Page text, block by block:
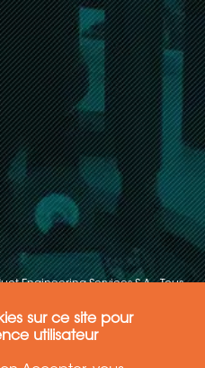
sur ce site pour
utilisateur
Engineering Services S.A. - Tous
des données